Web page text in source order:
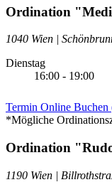
Ordination
1040 Wien |
Dienstag
16:00 - 19:00
Termin Online Buchen
*Mögliche
Ordination
1190 Wien |